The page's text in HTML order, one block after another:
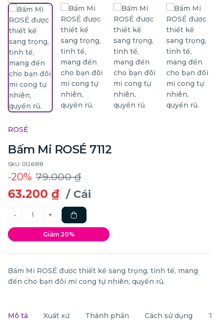
ROSÉ
Bấm Mi ROSÉ 7112
SKU: 0126918
-20% 79.000 ₫
63.200 ₫ / Cái
Giảm 20%
Bấm Mi ROSÉ được thiết kế sang trọng, tinh tế, mang
đến cho bạn đôi mi cong tự nhiên, quyến rũ.
Mô tả Xuất xứ Thành phần Cách sử dụng